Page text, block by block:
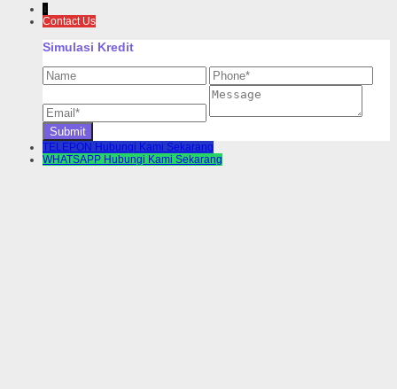
↓
Contact Us
Simulasi Kredit
TELEPON Hubungi Kami Sekarang
WHATSAPP Hubungi Kami Sekarang